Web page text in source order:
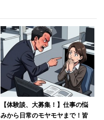
【体験談、大募集！】仕事の悩
みから日常のモヤモヤまで！皆